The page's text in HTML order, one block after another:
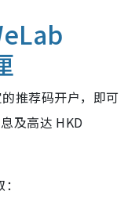
推荐码开户，即可
及高达 HKD